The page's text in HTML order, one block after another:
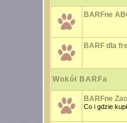
BARFne
BARF dla
Wokół BARFa
BARFne
Co i gdzie